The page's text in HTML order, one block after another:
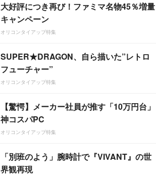
大好評につき再び！ファミマ名物45％増量
キャンペーン
オリコンタイアップ特集
SUPER★DRAGON、自ら描いた”レトロ
フューチャー”
オリコンタイアップ特集
【驚愕】メーカー社員が推す「10万円台」
神コスパPC
オリコンタイアップ特集
「別班のよう」腕時計で『VIVANT』の世
界観再現